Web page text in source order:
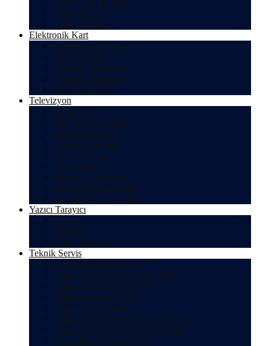
Soket Giriş Düğme
Tablet Batarya
Tablet Anakart
Elektronik Kart
Endüstriyel Kartlar
Ses Sistemleri
Güvenlik Sistemleri
Görüntü Sistemleri
Araç Elektronik
Televizyon
Ekran Panel
Arızalı Eksik Sistem
Besleme Kartları
Görüntü Kartları
Led - Florasan
Tv Ayakları
Entegre - Transistör
Televizyon Kumanda
TV Bağlantı Kabloları
Yazıcı Tarayıcı
Yazıcı
Tarayıcı
Faks - Telefon
Teknik Servis
Notebook Teknik Servis
Ankara Notebook Anakart Tamir
Ankara Bilgisayar Servisi
Ankara Anakart Tamir
Ankara Bios Tamir
Ankara Apple Macbook Tamir Servis
Ankara Notebook Ekran Değişim
Volvo Hu Teyp Aux Çıkış